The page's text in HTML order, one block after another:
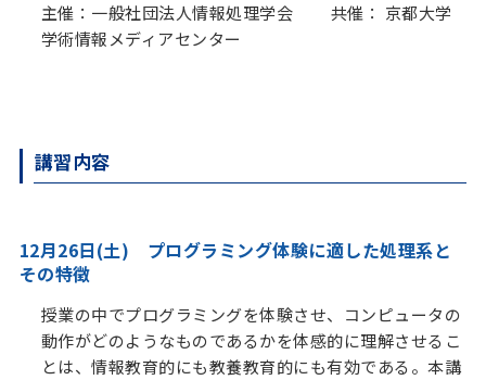
主催：一般社団法人情報処理学会 共催： 京都大学
学術情報メディアセンター
講習内容
12月26日(土) プログラミング体験に適した処理系と
その特徴
授業の中でプログラミングを体験させ、コンピュータの
動作がどのようなものであるかを体感的に理解させるこ
とは、情報教育的にも教養教育的にも有効である。本講